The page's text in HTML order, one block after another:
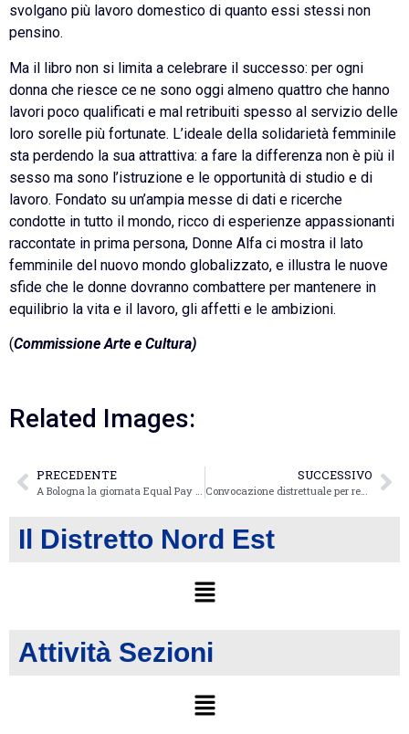
svolgano più lavoro domestico di quanto essi stessi non
pensino.
Ma il libro non si limita a celebrare il successo: per ogni
donna che riesce ce ne sono oggi almeno quattro che hanno
lavori poco qualificati e mal retribuiti spesso al servizio delle
loro sorelle più fortunate. L’ideale della solidarietà femminile
sta perdendo la sua attrattiva: a fare la differenza non è più il
sesso ma sono l’istruzione e le opportunità di studio e di
lavoro. Fondato su un’ampia messe di dati e ricerche
condotte in tutto il mondo, ricco di esperienze appassionanti
raccontate in prima persona, Donne Alfa ci mostra il lato
femminile del nuovo mondo globalizzato, e illustra le nuove
sfide che le donne dovranno combattere per mantenere in
equilibrio la vita e il lavoro, gli affetti e le ambizioni.
(Commissione Arte e Cultura)
Related Images:
PRECEDENTE SUCCESSIVO
Convocazione distrettuale per revisione dello statuto
Il Distretto Nord Est
Attività Sezioni